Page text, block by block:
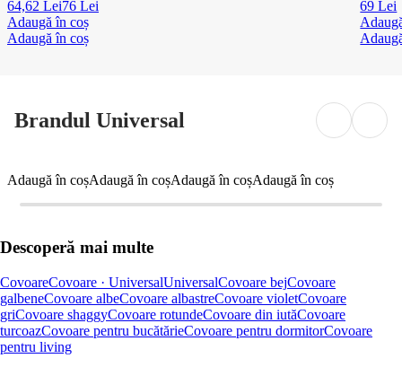
64,62 Lei76 Lei
Adaugă în coș
Adaugă în coș
69 Lei
Brandul Universal
Adaugă în coșAdaugă în coșAdaugă în coșAdaugă în coș
Descoperă mai multe
CovoareCovoare · UniversalUniversalCovoare bejCovoare
galbeneCovoare albeCovoare albastreCovoare violetCovoare
griCovoare shaggyCovoare rotundeCovoare din iutăCovoare
turcoazCovoare pentru bucătărieCovoare pentru dormitorCovoare
pentru living